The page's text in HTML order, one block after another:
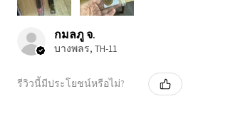
กมลภู จ.
บางพลร, TH-11
รีวิวนี้มีประโยชน์หรือไม่?